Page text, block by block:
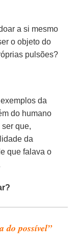
a si mesmo
o objeto do
pulsões?
da
do humano
que,
da
que falava o
do possível”